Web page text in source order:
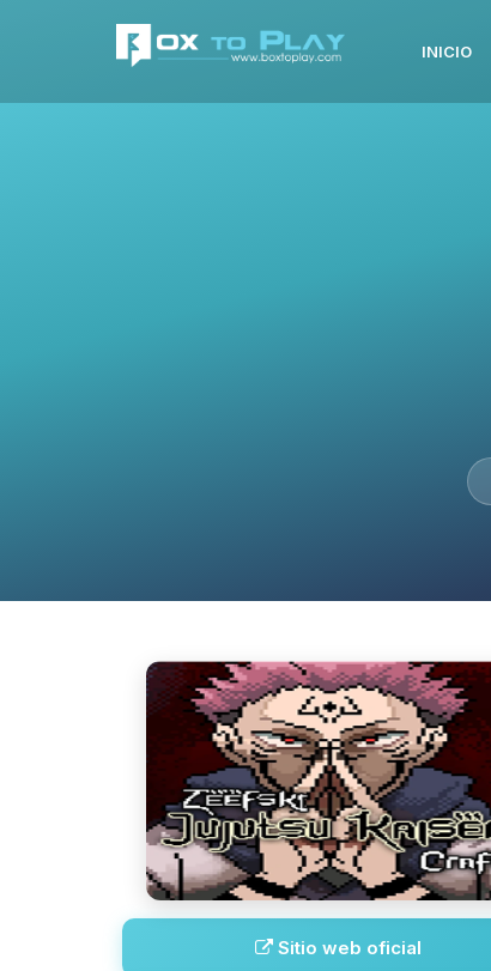
INICIO
Sitio web oficial